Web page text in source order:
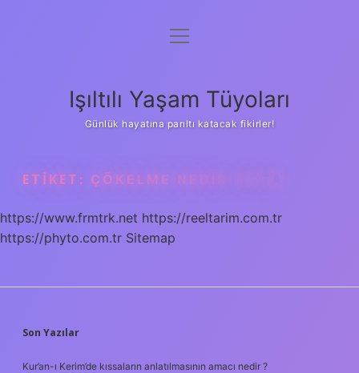
Anasayfa
Yasal Uyarı
menüyü
Işıltılı Yaşam Tüyoları
Günlük hayatına parıltı katacak fikirler!
ETIKET: ÇÖKELME NEDIR TIPTA
https://www.frmtrk.net https://reeltarim.com.tr
https://phyto.com.tr Sitemap
SIDEBAR
Son Yazılar
Kur’an-ı Kerim’de kıssaların anlatılmasının amacı nedir ?